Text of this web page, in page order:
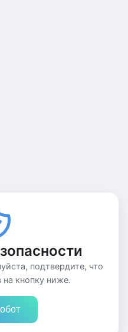
подтвердите, что
на кнопку ниже.